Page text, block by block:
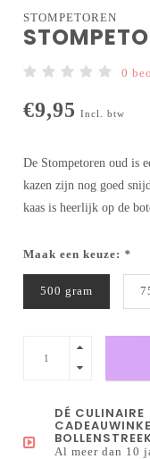
STOMPETOREN
0
€9,95 Incl. btw
De Stompetoren oud is
kazen zijn nog goed
kaas is heerlijk op de
Maak een keuze: *
500 gram
DÉ CULINAIRE
Al meer dan 10